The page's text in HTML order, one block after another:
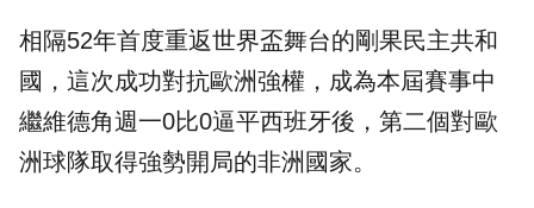
相隔52年首度重返世界盃舞台的剛果民主共和
國，這次成功對抗歐洲強權，成為本屆賽事中
繼維德角週一0比0逼平西班牙後，第二個對歐
洲球隊取得強勢開局的非洲國家。